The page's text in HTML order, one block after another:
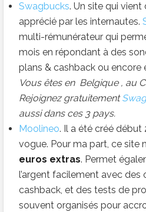
Swagbucks. Un site qui vient
apprécié par les internautes.
multi-rémunérateur qui
mois en répondant à des
plans & cashback ou encore
Vous êtes en Belgique , au
Rejoignez gratuitement
aussi dans ces 3 pays.
Moolineo. Il a été créé début
vogue. Pour ma part, ce site
euros extras. Permet
l’argent facilement avec des
cashback, et des tests de
souvent organisés pour